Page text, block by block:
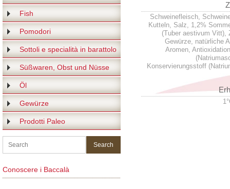
Fish
Pomodori
Sottoli e specialità in barattolo
Süßwaren, Obst und Nüsse
Öl
Gewürze
Prodotti Paleo
Conoscere i Baccalà
Schweinefleisch,
Kutteln, Salz, 1,2%
(Tuber aestivum Vitt),
Gewürze, natürliche
Aromen,
Konservierungsstoff